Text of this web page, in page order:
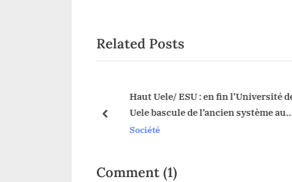
u
s
s
Related Posts
Haut Uele/ ESU : en fin l’Université de l’
Uele bascule de l’ancien système au
système LMD
Société
prev
Comment (1)